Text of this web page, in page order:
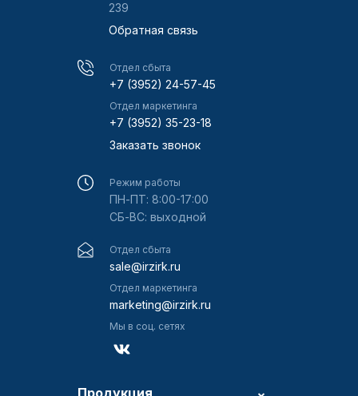
239
Обратная связь
Отдел сбыта
+7 (3952) 24-57-45
Отдел маркетинга
+7 (3952) 35-23-18
Заказать звонок
Режим работы
ПН-ПТ: 8:00-17:00
СБ-ВС: выходной
Отдел сбыта
sale@irzirk.ru
Отдел маркетинга
marketing@irzirk.ru
Мы в соц. сетях